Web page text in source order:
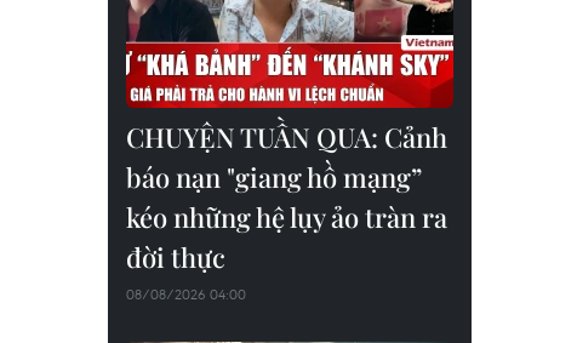
CHUYỆN TUẦN QUA: Cảnh
báo nạn "giang hồ mạng”
kéo những hệ lụy ảo tràn ra
đời thực
08/08/2026 04:00